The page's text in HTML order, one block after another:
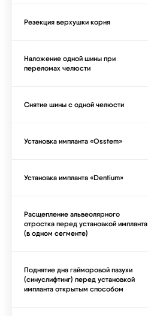
Резекция верхушки корня
Наложение одной шины при
переломах челюсти
Снятие шины с одной челюсти
Установка импланта «Osstem»
Установка импланта «Dentium»
Расщепление альвеолярного
отростка перед установкой импланта
(в одном сегменте)
Поднятие дна гайморовой пазухи
(синуслифтинг) перед установкой
импланта открытым способом